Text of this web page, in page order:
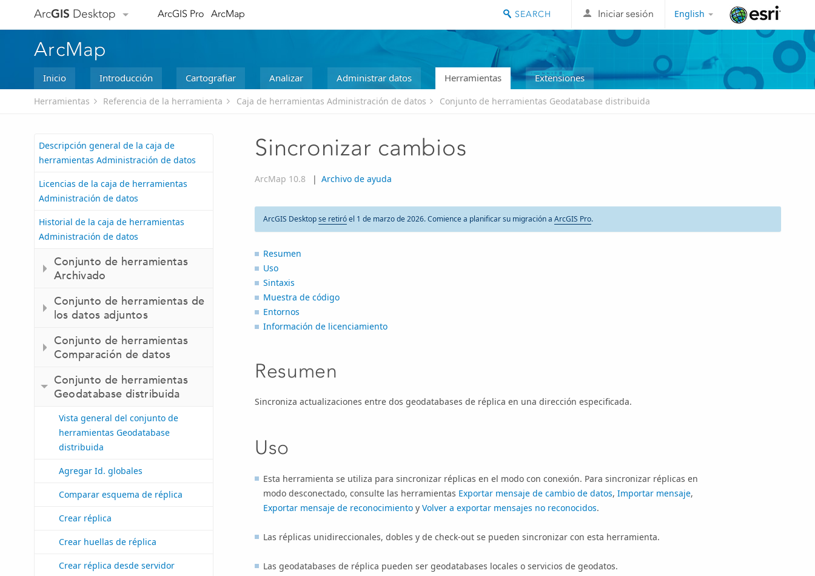
ArcGIS Desktop ArcGIS Pro ArcMap English
Iniciar sesión
ArcMap
Inicio Introducción Cartografiar Analizar Administrar datos Herramientas Extensiones
Herramientas Referencia de la herramienta Caja de herramientas Administración de datos Conjunto de herramientas Geodatabase distribuida
Descripción general de la caja de
herramientas Administración de datos
Licencias de la caja de herramientas
Administración de datos
Historial de la caja de herramientas
Administración de datos
Conjunto de herramientas
Archivado
Conjunto de herramientas de
los datos adjuntos
Conjunto de herramientas
Comparación de datos
Conjunto de herramientas
Geodatabase distribuida
Vista general del conjunto de
herramientas Geodatabase
distribuida
Agregar Id. globales
Comparar esquema de réplica
Crear réplica
Crear huellas de réplica
Crear réplica desde servidor
Sincronizar cambios
ArcMap 10.8 | Archivo de ayuda
ArcGIS Desktopse retiróel 1 de marzo de 2026. Comience a planificar su migración a ArcGIS Pro.
Resumen
Uso
Sintaxis
Muestra de código
Entornos
Información de licenciamiento
Resumen
Sincroniza actualizaciones entre dos geodatabases de réplica en una dirección especificada.
Uso
Esta herramienta se utiliza para sincronizar réplicas en el modo con conexión. Para sincronizar réplicas en
modo desconectado, consulte las herramientas Exportar mensaje de cambio de datos, Importar mensaje,
Exportar mensaje de reconocimiento y Volver a exportar mensajes no reconocidos.
Las réplicas unidireccionales, dobles y de check-out se pueden sincronizar con esta herramienta.
Las geodatabases de réplica pueden ser geodatabases locales o servicios de geodatos.